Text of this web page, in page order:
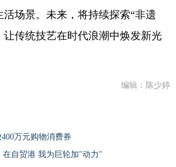
场景。未来，将持续探索“非遗
让传统技艺在时代浪潮中焕发新光
编辑：陈少婷
万元购物消费券
自贸港 我为巨轮加"动力"